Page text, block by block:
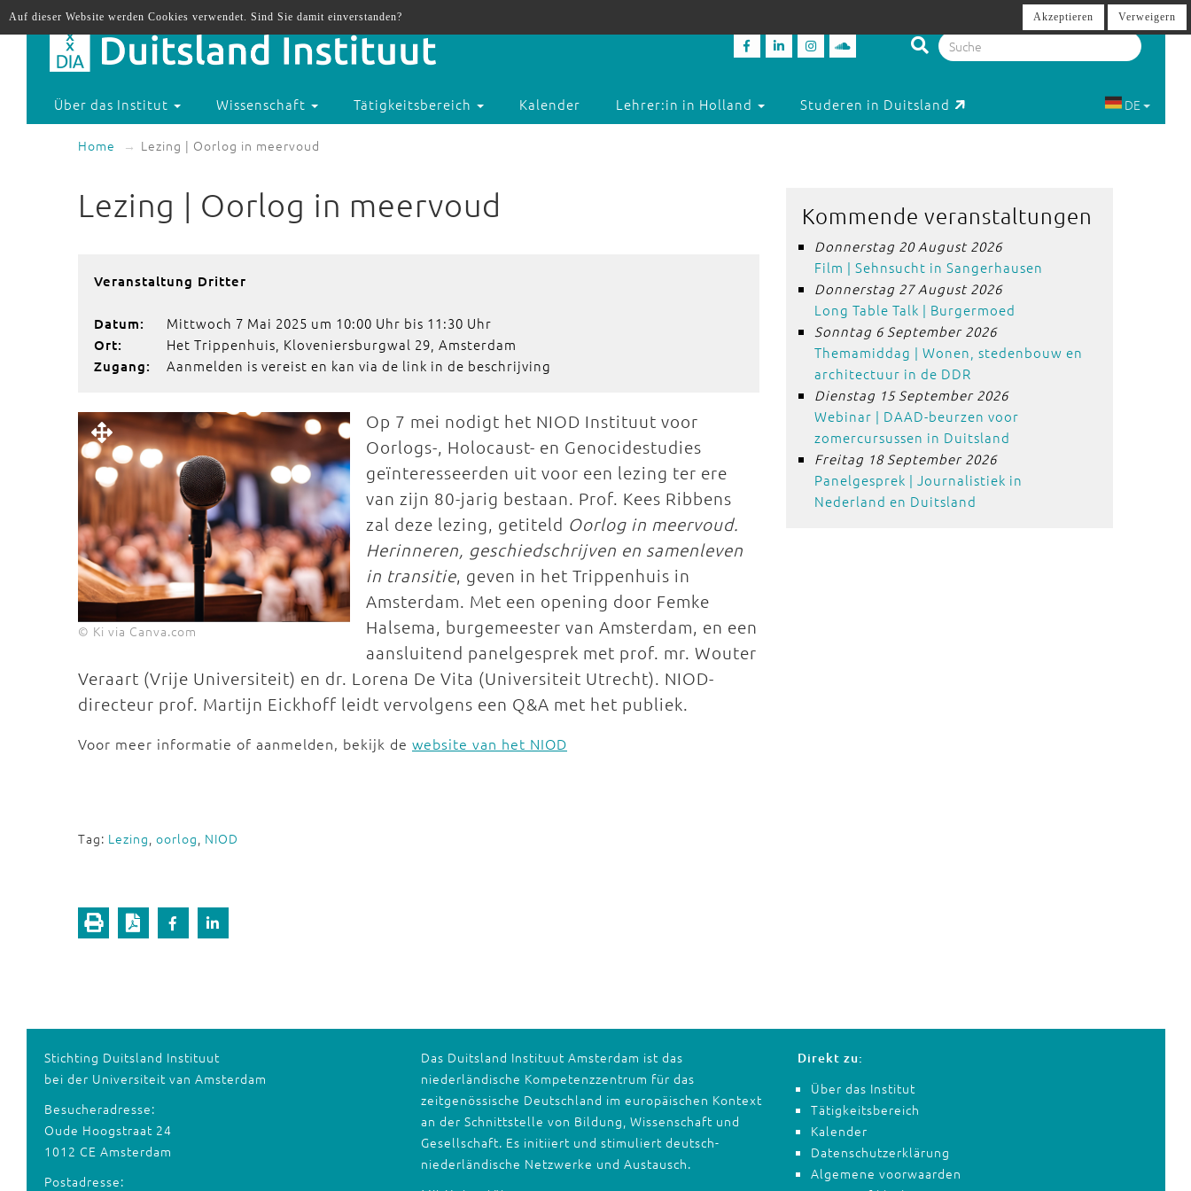
Über das Institut Wissenschaft Tätigkeitsbereich Kalender Lehrer:in in Holland Studeren in Duitsland DE
Home Lezing | Oorlog in meervoud
Lezing | Oorlog in meervoud
Veranstaltung Dritter
Datum: Mittwoch 7 Mai 2025 um 10:00 Uhr bis 11:30 Uhr
Ort: Het Trippenhuis, Kloveniersburgwal 29, Amsterdam
Zugang: Aanmelden is vereist en kan via de link in de beschrijving
© Ki via Canva.com
Op 7 mei nodigt het NIOD Instituut voor
Oorlogs-, Holocaust- en Genocidestudies
geïnteresseerden uit voor een lezing ter ere
van zijn 80-jarig bestaan. Prof. Kees Ribbens
zal deze lezing, getiteld Oorlog in meervoud.
Herinneren, geschiedschrijven en samenleven
in transitie, geven in het Trippenhuis in
Amsterdam. Met een opening door Femke
Halsema, burgemeester van Amsterdam, en een
aansluitend panelgesprek met prof. mr. Wouter
Veraart (Vrije Universiteit) en dr. Lorena De Vita (Universiteit Utrecht). NIOD-
directeur prof. Martijn Eickhoff leidt vervolgens een Q&A met het publiek.
Voor meer informatie of aanmelden, bekijk de website van het NIOD
Tag: Lezing, oorlog, NIOD
Kommende veranstaltungen
Donnerstag 20 August 2026
Film | Sehnsucht in Sangerhausen
Donnerstag 27 August 2026
Long Table Talk | Burgermoed
Sonntag 6 September 2026
Themamiddag | Wonen, stedenbouw en
architectuur in de DDR
Dienstag 15 September 2026
Webinar | DAAD-beurzen voor
zomercursussen in Duitsland
Freitag 18 September 2026
Panelgesprek | Journalistiek in
Nederland en Duitsland
Stichting Duitsland Instituut
bei der Universiteit van Amsterdam
Besucheradresse:
Oude Hoogstraat 24
1012 CE Amsterdam
Postadresse:
Das Duitsland Instituut Amsterdam ist das
niederländische Kompetenzzentrum für das
zeitgenössische Deutschland im europäischen Kontext
an der Schnittstelle von Bildung, Wissenschaft und
Gesellschaft. Es initiiert und stimuliert deutsch-
niederländische Netzwerke und Austausch.
Direkt zu:
Über das Institut
Tätigkeitsbereich
Kalender
Datenschutzerklärung
Algemene voorwaarden
Auf dieser Website werden Cookies verwendet. Sind Sie damit einverstanden? Akzeptieren Verweigern